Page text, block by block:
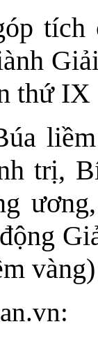
tích
thứ IX
trị,